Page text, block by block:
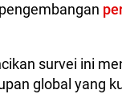
survei ini
global yang